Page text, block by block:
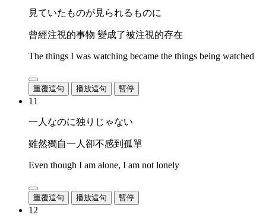
見ていたものが見られるものに
曾經注視的事物 變成了被注視的存在
The things I was watching became the things being watched
重覆這句 播放這句 暫停
11
一人なのに独りじゃない
雖然獨自一人卻不感到孤單
Even though I am alone, I am not lonely
重覆這句 播放這句 暫停
12